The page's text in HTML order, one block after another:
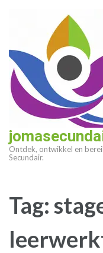
(druk
enter)
Ontdek, ontwikkel en
Secundair.
Tag: